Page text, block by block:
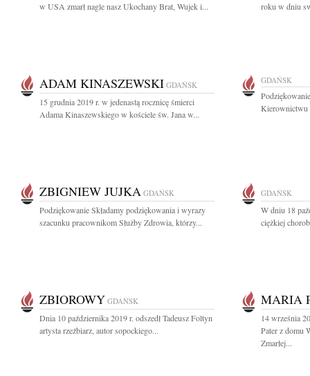
w USA zmarł nagle nasz Ukochany Brat, Wujek i...
roku w dniu
ADAM KINASZEWSKI GDAŃSK
15 grudnia 2019 r. w jedenastą rocznicę śmierci
Adama Kinaszewskiego w kościele św. Jana w...
GDAŃSK
Kierownictwu
ZBIGNIEW JUJKA GDAŃSK
Podziękowanie Składamy podziękowania i wyrazy
szacunku pracownikom Służby Zdrowia, którzy...
GDAŃSK
W dniu 18
ciężkiej
ZBIOROWY GDAŃSK
Dnia 10 października 2019 r. odszedł Tadeusz Foltyn
artysta rzeźbiarz, autor sopockiego...
MARIA
14 września
Pater z domu
Zmarłej...